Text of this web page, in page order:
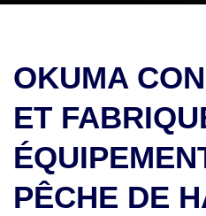
OKUMA
ET
PÊCHE DE